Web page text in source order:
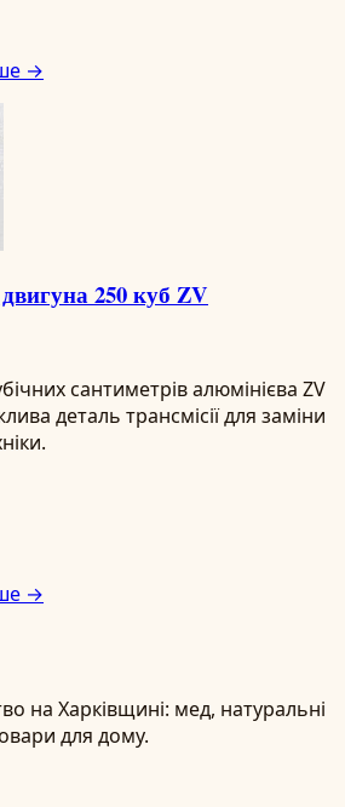
→
250 куб ZV
сантиметрів алюмінієва ZV
деталь трансмісії для заміни
→
на Харківщині: мед, натуральні
для дому.